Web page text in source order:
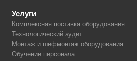
Услуги
Комплексная поставка оборудования
Технологический аудит
Монтаж и шефмонтаж оборудования
Обучение персонала